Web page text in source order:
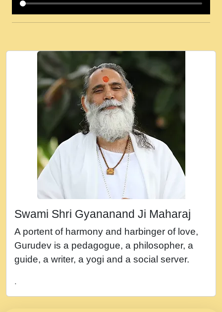
कई पकड क मर हथ र मह वदवन पहच दय! मह जन
Ki - Krishna Bhajan - New Bhajan 2020
#Ishwar Bhakti.mp3
जब से गीता ज्ञान पाया मैं बड़ी मस्ती में हूँ । 2018 -
Rishikesh - Ratan Ji Rasik.mp3
तन हल दल द सनव मड उतत सर रख क, नल रव त
गल लग जव त सर उतत हथ रख द!.mp3
तू कर प्रीतम से प्रीत, यूहीं दिन बीतते जाते हैं ।
2018 - Rishikesh - Swami Gyananand Ji
Maharaj.mp3
न म गवद गपल गद फर, पयर महन न रझद फर! shri
नह भरस रह लडडल... अपन खट करम क !!!! मह दद
सहर चरण क .....mp3
बगड नसब कसन सवर तर बगर Shri ravinandan
shastri ji maharaj.mp3
Swami Shri Gyananand Ji Maharaj
A portent of harmony and harbinger of love,
Gurudev is a pedagogue, a philosopher, a
guide, a writer, a yogi and a social server.
.